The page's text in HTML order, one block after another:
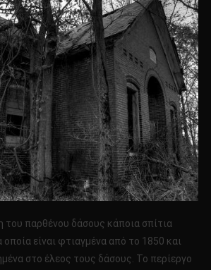
του παρθένου δάσους κάποια σπίτια
είναι φτιαγμένα από το 1850 και
στο έλεος τους δάσους. Το περίεργο